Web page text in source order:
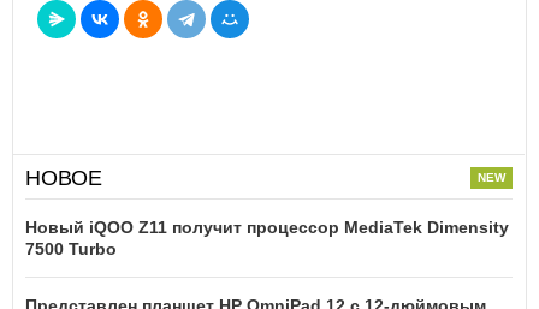
НОВОЕ
Новый iQOO Z11 получит процессор MediaTek Dimensity
7500 Turbo
Представлен планшет HP OmniPad 12 с 12-дюймовым